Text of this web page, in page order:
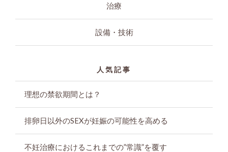
治療
設備・技術
人気記事
理想の禁欲期間とは？
排卵日以外のSEXが妊娠の可能性を高める
不妊治療におけるこれまでの”常識”を覆す